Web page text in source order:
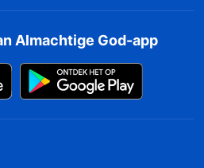
Almachtige God-app